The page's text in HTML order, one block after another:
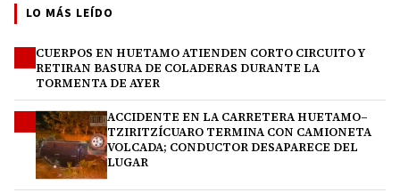
LO MÁS LEÍDO
CUERPOS EN HUETAMO ATIENDEN CORTO CIRCUITO Y
RETIRAN BASURA DE COLADERAS DURANTE LA
TORMENTA DE AYER
ACCIDENTE EN LA CARRETERA HUETAMO–
TZIRITZÍCUARO TERMINA CON CAMIONETA
VOLCADA; CONDUCTOR DESAPARECE DEL
LUGAR